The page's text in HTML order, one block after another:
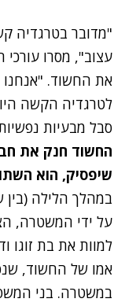
"מדובר בטרגדיה
עצוב", מסרו עורכי
את החשוד. "אנחנו
לטרגדיה הקשה
סבל מבעיות
החשוד חנק את
שיפסיק, הוא
במהלך הלילה
למוות את בת זוגו
אמו של החשוד,
במשטרה. בני